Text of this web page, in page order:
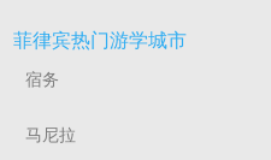
菲律宾热门游学城市
宿务
马尼拉